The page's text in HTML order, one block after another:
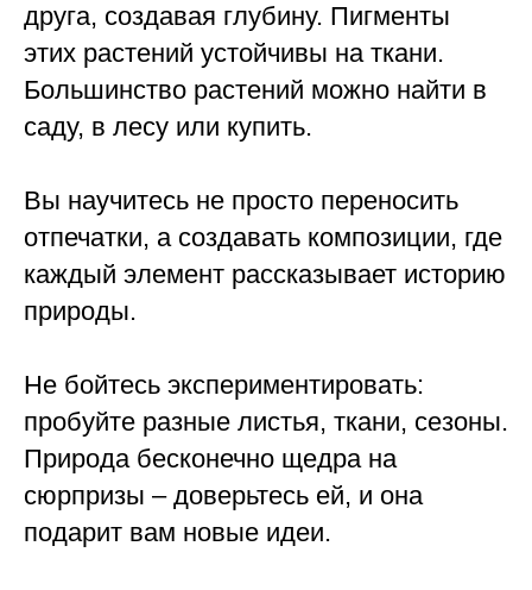
друга, создавая глубину. Пигменты
этих растений устойчивы на ткани.
Большинство растений можно найти в
саду, в лесу или купить.
Вы научитесь не просто переносить
отпечатки, а создавать композиции, где
каждый элемент рассказывает историю
природы.
Не бойтесь экспериментировать:
пробуйте разные листья, ткани, сезоны.
Природа бесконечно щедра на
сюрпризы – доверьтесь ей, и она
подарит вам новые идеи.